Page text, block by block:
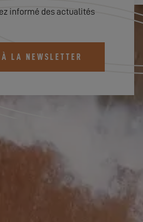
informé des actualités
LA NEWSLETTER